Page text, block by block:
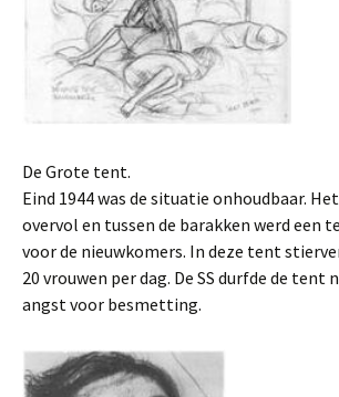
De Grote tent.
Eind 1944 was de situatie onhoudbaar.
overvol en tussen de barakken werd een
voor de nieuwkomers. In deze tent
20 vrouwen per dag. De SS durfde de tent
angst voor besmetting.